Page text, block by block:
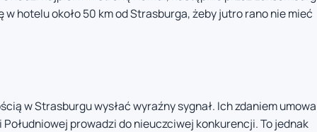
hotelu około 50 km od Strasburga, żeby jutro rano nie mieć
w Strasburgu wysłać wyraźny sygnał. Ich zdaniem umowa
prowadzi do nieuczciwej konkurencji. To jednak